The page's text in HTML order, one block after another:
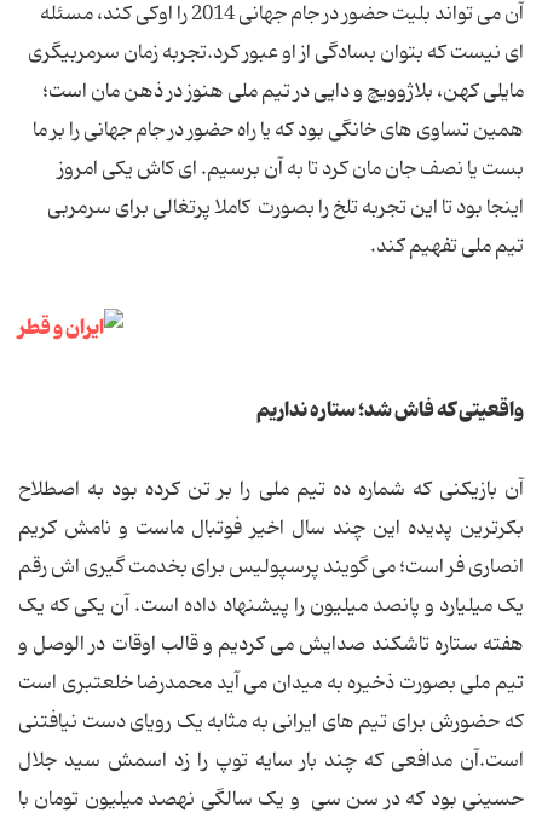
آن می تواند بلیت حضور در جام جهانی 2014 را اوکی کند، مسئله
ای نیست که بتوان بسادگی از او عبور کرد.تجربه زمان سرمربیگری
مایلی کهن، بلاژوویچ و دایی در تیم ملی هنوز در ذهن مان است؛
همین تساوی های خانگی بود که یا راه حضور در جام جهانی را بر ما
بست یا نصف جان مان کرد تا به آن برسیم. ای کاش یکی امروز
اینجا بود تا این تجربه تلخ را بصورت کاملا پرتغالی برای سرمربی
تیم ملی تفهیم کند.
واقعیتی که فاش شد؛ ستاره نداریم
آن بازیکنی که شماره ده تیم ملی را بر تن کرده بود به اصطلاح
بکرترین پدیده این چند سال اخیر فوتبال ماست و نامش کریم
انصاری فر است؛ می گویند پرسپولیس برای بخدمت گیری اش رقم
یک میلیارد و پانصد میلیون را پیشنهاد داده است. آن یکی که یک
هفته ستاره تاشکند صدایش می کردیم و قالب اوقات در الوصل و
تیم ملی بصورت ذخیره به میدان می آید محمدرضا خلعتبری است
که حضورش برای تیم های ایرانی به مثابه یک رویای دست نیافتنی
است.آن مدافعی که چند بار سایه توپ را زد اسمش سید جلال
حسینی بود که در سن سی و یک سالگی نهصد میلیون تومان با